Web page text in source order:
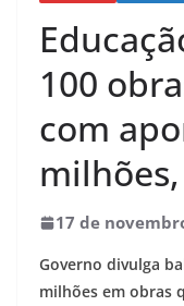
100
com
17 de
Governo divulga
milhões em obras